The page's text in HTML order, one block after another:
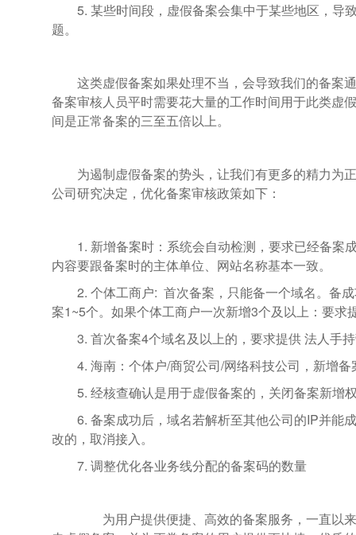
5. 某些时间段，虚假备案会集中于某些地区，导
题。
这类虚假备案如果处理不当，会导致我们的备案
备案审核人员平时需要花大量的工作时间用于此类虚
间是正常备案的三至五倍以上。
为遏制虚假备案的势头，让我们有更多的精力为
公司研究决定，优化备案审核政策如下：
1. 新增备案时：系统会自动检测，要求已经备案
内容要跟备案时的主体单位、网站名称基本一致。
2. 个体工商户: 首次备案，只能备一个域名。备
案1~5个。如果个体工商户一次新增3个及以上：要求
3. 首次备案4个域名及以上的，要求提供 法人手
4. 海南：个体户/商贸公司/网络科技公司，新增
5. 经核查确认是用于虚假备案的，关闭备案新增
6. 备案成功后，域名若解析至其他公司的IP并能
改的，取消接入。
7. 调整优化各业务线分配的备案码的数量
为用户提供便捷、高效的备案服务，一直以